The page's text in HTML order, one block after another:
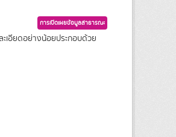
การเปิดเผยข้อมูลสาธารณะ
เอียดอย่างน้อยประกอบด้วย